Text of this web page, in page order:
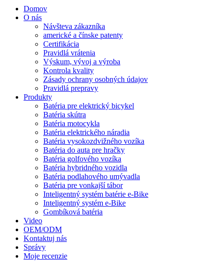
Domov
O nás
Návšteva zákazníka
americké a čínske patenty
Certifikácia
Pravidlá vrátenia
Výskum, vývoj a výroba
Kontrola kvality
Zásady ochrany osobných údajov
Pravidlá prepravy
Produkty
Batéria pre elektrický bicykel
Batéria skútra
Batéria motocykla
Batéria elektrického náradia
Batéria vysokozdvižného vozíka
Batéria do auta pre hračky
Batéria golfového vozíka
Batéria hybridného vozidla
Batéria podlahového umývadla
Batéria pre vonkajší tábor
Inteligentný systém batérie e-Bike
Inteligentný systém e-Bike
Gombíková batéria
Video
OEM/ODM
Kontaktuj nás
Správy
Moje recenzie